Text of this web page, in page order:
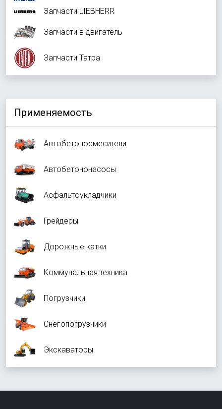
Запчасти LIEBHERR
Запчасти в двигатель
Запчасти Татра
Применяемость
Автобетоносмесители
Автобетононасосы
Асфальтоукладчики
Грейдеры
Дорожные катки
Коммунальная техника
Погрузчики
Снегопогрузчики
Экскаваторы